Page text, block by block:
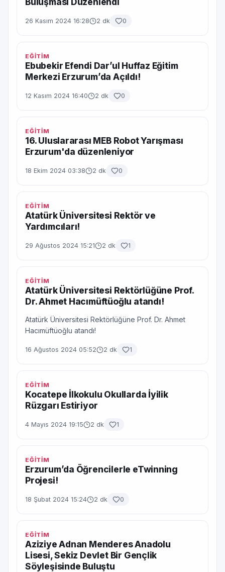
26 Kasım 2024 16:28 2 dk 0
EĞİTİM
Ebubekir Efendi Dar’ul Huffaz Eğitim
Merkezi Erzurum’da Açıldı!
12 Kasım 2024 16:40 2 dk 0
EĞİTİM
16. Uluslararası MEB Robot Yarışması
Erzurum'da düzenleniyor
18 Ekim 2024 03:38 2 dk 0
EĞİTİM
Atatürk Üniversitesi Rektör ve
Yardımcıları!
29 Ağustos 2024 15:21 2 dk 1
EĞİTİM
Atatürk Üniversitesi Rektörlüğüne Prof.
Dr. Ahmet Hacımüftüoğlu atandı!
Atatürk Üniversitesi Rektörlüğüne Prof. Dr. Ahmet
Hacımüftüoğlu atandı!
16 Ağustos 2024 05:52 2 dk 1
EĞİTİM
Kocatepe İlkokulu Okullarda İyilik
Rüzgarı Estiriyor
4 Mayıs 2024 19:15 2 dk 1
EĞİTİM
Erzurum’da Öğrencilerle eTwinning
Projesi!
18 Şubat 2024 15:24 2 dk 0
EĞİTİM
Aziziye Adnan Menderes Anadolu
Lisesi, Sekiz Devlet Bir Gençlik
Söyleşisinde Buluştu